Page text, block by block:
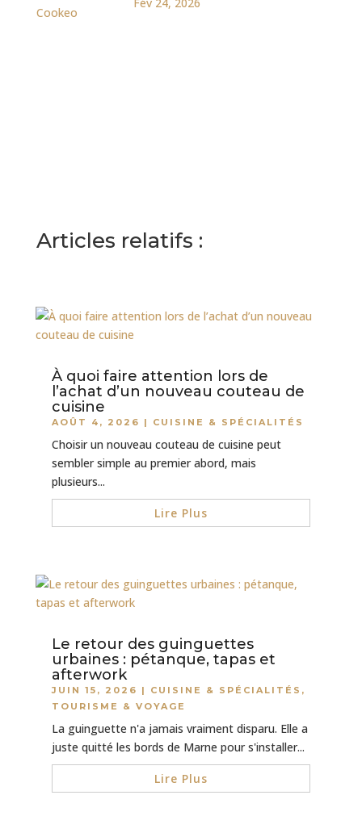
Articles relatifs :
À quoi faire attention lors de
l’achat d’un nouveau couteau de
cuisine
AOÛT 4, 2026 | CUISINE & SPÉCIALITÉS
Choisir un nouveau couteau de cuisine peut
sembler simple au premier abord, mais
plusieurs...
Lire Plus
Le retour des guinguettes
urbaines : pétanque, tapas et
afterwork
JUIN 15, 2026 | CUISINE & SPÉCIALITÉS ,
TOURISME & VOYAGE
La guinguette n'a jamais vraiment disparu. Elle a
juste quitté les bords de Marne pour s'installer...
Lire Plus